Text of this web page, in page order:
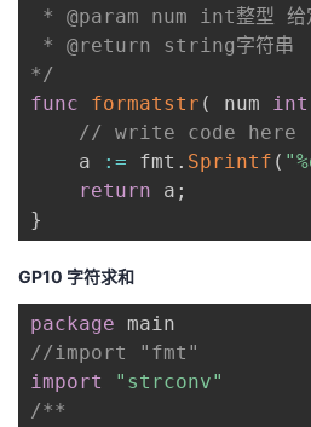
* @param num int整型 给
* @return string字符串
*/
func
formatstr ( num int
// write code here
    a
:= fmt . Sprintf (
return a ;
}
GP10 字符求和
package
//import "fmt"
import
"strconv"
/**